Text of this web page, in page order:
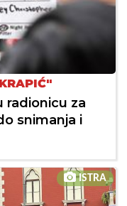
radionicu za
snimanja i
ISTRA